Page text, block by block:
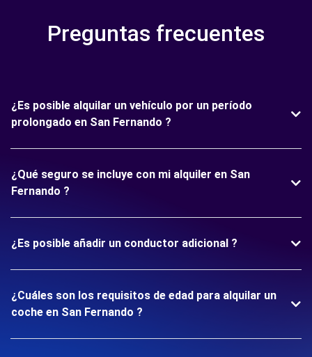
Preguntas frecuentes
¿Es posible alquilar un vehículo por un período
prolongado en San Fernando ?
¿Qué seguro se incluye con mi alquiler en San
Fernando ?
¿Es posible añadir un conductor adicional ?
¿Cuáles son los requisitos de edad para alquilar un
coche en San Fernando ?